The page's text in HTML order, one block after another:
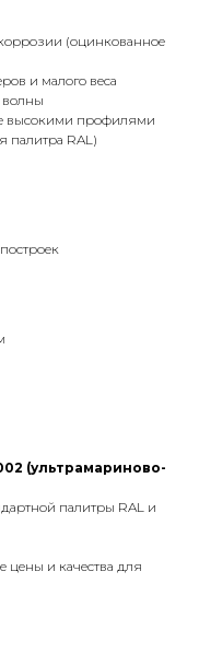
(оцинкованное
и малого веса
волны
высокими профилями
палитра RAL)
(ультрамариново-
палитры RAL и
цены и качества для